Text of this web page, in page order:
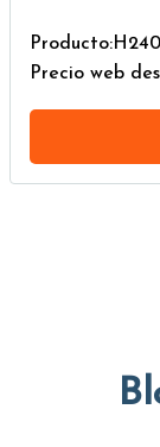
Precio web